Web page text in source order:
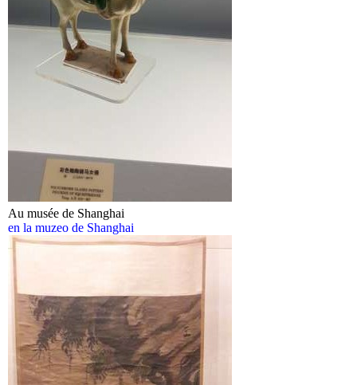
Au musée de Shanghai
en la muzeo de Shanghai